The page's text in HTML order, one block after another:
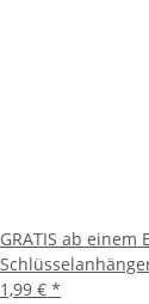
GRATIS ab
1,99 € *